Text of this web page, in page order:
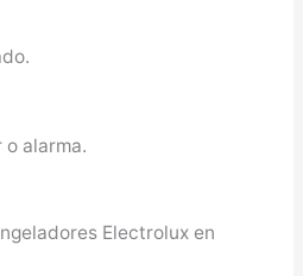
o alarma.
Electrolux en